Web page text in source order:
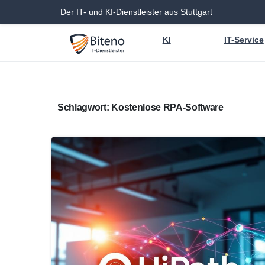
Der IT- und KI-Dienstleister aus Stuttgart
KI IT-Service
Schlagwort: Kostenlose RPA-Software